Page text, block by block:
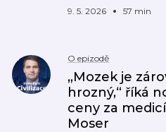
9. 5. 2026 57 min
O epizodě
„Mozek je
hrozný,“ říká
ceny za
Moser